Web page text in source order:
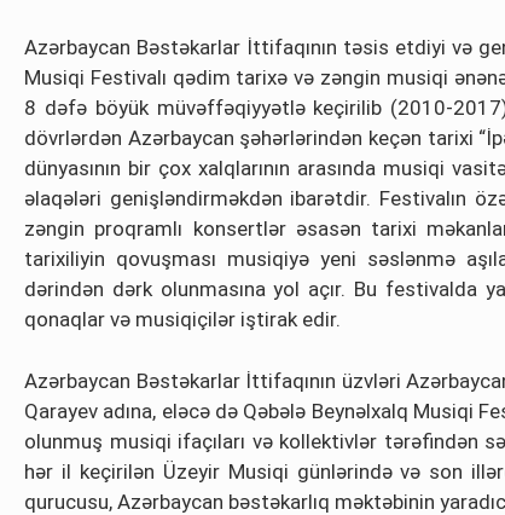
Azərbaycan Bəstəkarlar İttifaqının təsis etdiyi və
Musiqi Festivalı qədim tarixə və zəngin musiqi
8 dəfə böyük müvəffəqiyyətlə keçirilib (2010-
dövrlərdən Azərbaycan şəhərlərindən keçən tarixi
dünyasının bir çox xalqlarının arasında musiqi
əlaqələri genişləndirməkdən ibarətdir. Festivalın
zəngin proqramlı konsertlər əsasən tarixi
tarixiliyin qovuşması musiqiyə yeni səslənmə
dərindən dərk olunmasına yol açır. Bu festivalda
qonaqlar və musiqiçilər iştirak edir.
Azərbaycan Bəstəkarlar İttifaqının üzvləri
Qarayev adına, eləcə də Qəbələ Beynəlxalq Musiqi
olunmuş musiqi ifaçıları və kollektivlər tərəfindən
hər il keçirilən Üzeyir Musiqi günlərində və son
qurucusu, Azərbaycan bəstəkarlıq məktəbinin